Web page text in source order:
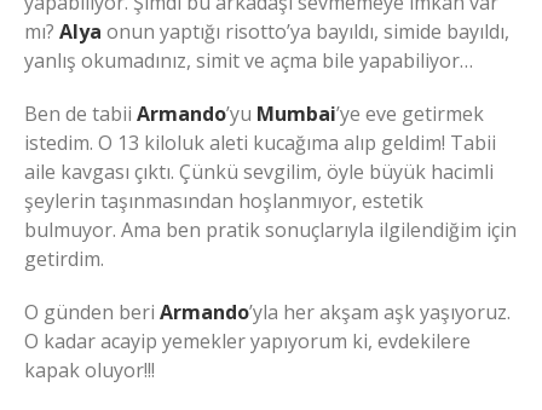
mı? Alya onun yaptığı risotto’ya bayıldı, simide bayıldı,
yanlış okumadınız, simit ve açma bile yapabiliyor…
Ben de tabii Armando’yu Mumbai’ye eve getirmek
istedim. O 13 kiloluk aleti kucağıma alıp geldim! Tabii
aile kavgası çıktı. Çünkü sevgilim, öyle büyük hacimli
şeylerin taşınmasından hoşlanmıyor, estetik
bulmuyor. Ama ben pratik sonuçlarıyla ilgilendiğim için
getirdim.
O günden beri Armando’yla her akşam aşk yaşıyoruz.
O kadar acayip yemekler yapıyorum ki, evdekilere
kapak oluyor!!!